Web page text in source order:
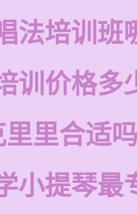
法培训班
训价格多
里合适吗
小提琴最